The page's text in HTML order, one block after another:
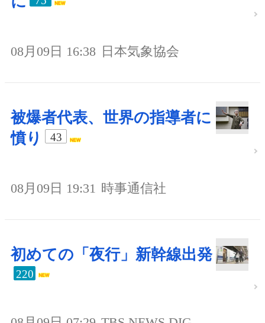
08月09日 16:38 日本気象協会
被爆者代表、世界の指導者に
憤り
43
08月09日 19:31 時事通信社
初めての「夜行」新幹線出発
220